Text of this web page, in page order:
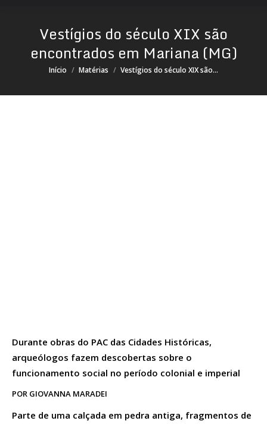
Vestígios do século XIX são
encontrados em Mariana (MG)
Você está aqui:
Início Matérias Vestígios do século XIX são…
Durante obras do PAC das Cidades Históricas,
arqueólogos fazem descobertas sobre o
funcionamento social no período colonial e imperial
POR GIOVANNA MARADEI
Parte de uma calçada em pedra antiga, fragmentos de